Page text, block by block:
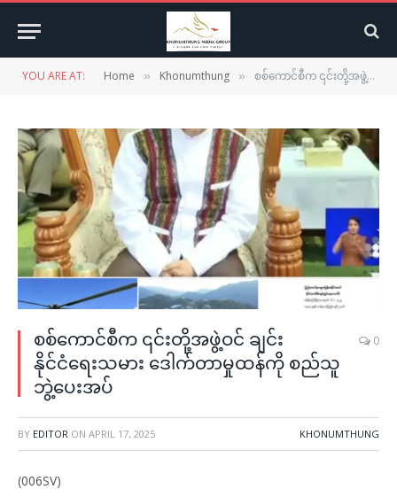
YOU ARE AT: Home » Khonumthung » စစ်ကောင်စီက ၎င်းတို့အဖွဲ့ဝင် ချင်းနိုင်ငံရေးသမား ဒေါက်တာမှုထန်ကို စည်သူဘွဲ့ပေးအပ်
စစ်ကောင်စီက ၎င်းတို့အဖွဲ့ဝင် ချင်း
နိုင်ငံရေးသမား ဒေါက်တာမှုထန်ကို စည်သူ
ဘွဲ့ပေးအပ်
0
BY EDITOR ON APRIL 17, 2025 KHONUMTHUNG
(006SV)